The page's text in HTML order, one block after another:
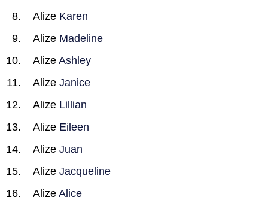
Alize Karen
Alize Madeline
Alize Ashley
Alize Janice
Alize Lillian
Alize Eileen
Alize Juan
Alize Jacqueline
Alize Alice